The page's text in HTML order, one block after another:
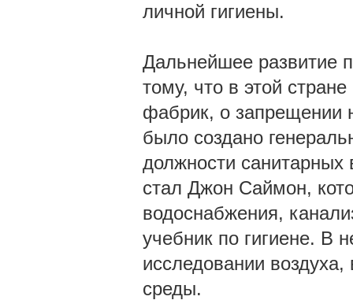
личной гигиены.
Дальнейшее развитие
тому, что в этой
фабрик, о запрещении
было создано
должности
стал Джон Саймон,
водоснабжения,
учебник по гигиене. В
исследовании
среды.